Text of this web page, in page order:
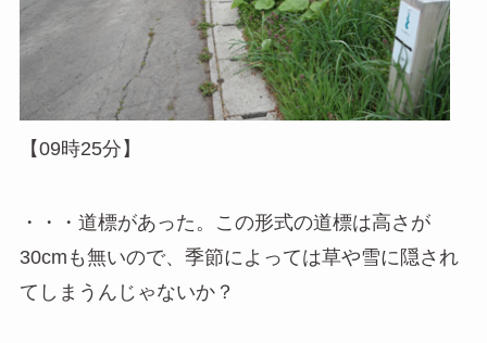
【09時25分】
・・・道標があった。この形式の道標は高さが
30cmも無いので、季節によっては草や雪に隠され
てしまうんじゃないか？